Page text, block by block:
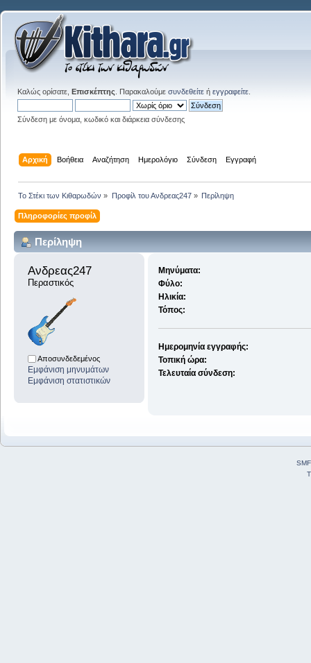
Καλώς ορίσατε, Επισκέπτης . Παρακαλούμε συνδεθείτε ή εγγραφείτε
Σύνδεση με όνομα, κωδικό και διάρκεια σύνδεσης
Αρχική Βοήθεια Αναζήτηση Ημερολόγιο Σύνδεση Εγγραφή
Το Στέκι των Κιθαρωδών » Προφίλ του Ανδρεας247» Περίληψη
Πληροφορίες προφίλ
Περίληψη
Ανδρεας247
Περαστικός
Αποσυνδεδεμένος
Εμφάνιση μηνυμάτων
Εμφάνιση στατιστικών
Μηνύματα:
Φύλο:
Ηλικία:
Τόπος:
Ημερομηνία εγγραφής:
Τοπική ώρα:
Τελευταία σύνδεση: